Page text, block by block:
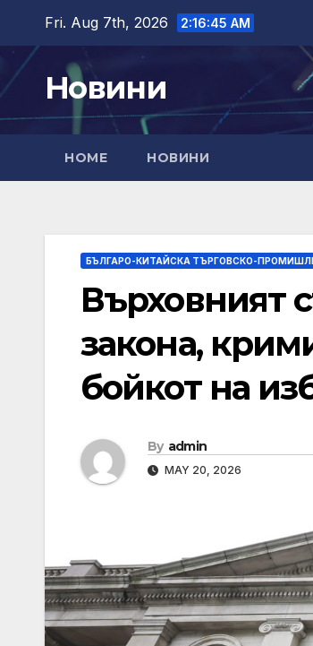
content
Fri. Aug 7th, 2026 2:16:47 AM
Новини
HOME НОВИНИ
БЪЛГАРО-КИТАЙСКА ТЪРГОВСКО-
Върховният
закона,
бойкот на
By admin
MAY 20, 2026